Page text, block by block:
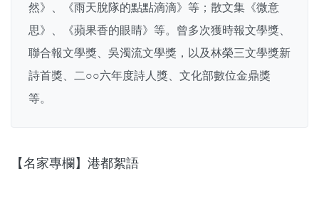
然》、《雨天脫隊的點點滴滴》等；散文集《微意
思》、《蘋果香的眼睛》等。曾多次獲時報文學獎、
聯合報文學獎、吳濁流文學獎，以及林榮三文學獎新
詩首獎、二○○六年度詩人獎、文化部數位金鼎獎
等。
【名家專欄】港都絮語